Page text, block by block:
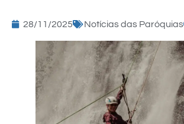
28/11/2025 Notícias das Paróquias